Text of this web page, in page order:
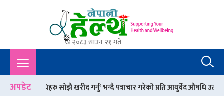
Nepali Health
A Complete Health News Portal From Nepal : Article, Tips,
Sex, Beauty, Policy, Interview, International Health, Nepal
Health,
२०८३ साउन २१ गते
अपडेट
खरीद गर्नु’ भन्दै पत्राचार गरेको प्रति आयुर्वेद औषधि उत्पादकहरुको आपत्ति